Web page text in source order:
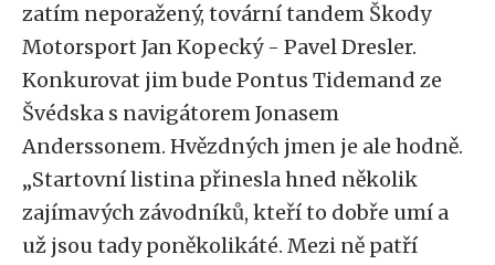
zatím neporažený, tovární tandem Škody
Motorsport Jan Kopecký - Pavel Dresler.
Konkurovat jim bude Pontus Tidemand ze
Švédska s navigátorem Jonasem
Anderssonem. Hvězdných jmen je ale hodně.
„Startovní listina přinesla hned několik
zajímavých závodníků, kteří to dobře umí a
už jsou tady poněkolikáté. Mezi ně patří